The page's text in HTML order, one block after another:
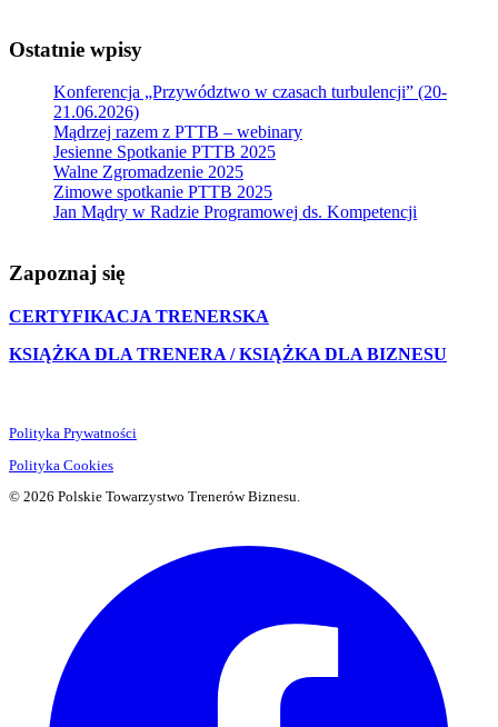
Ostatnie wpisy
Konferencja „Przywództwo w czasach turbulencji” (20-
21.06.2026)
Mądrzej razem z PTTB – webinary
Jesienne Spotkanie PTTB 2025
Walne Zgromadzenie 2025
Zimowe spotkanie PTTB 2025
Jan Mądry w Radzie Programowej ds. Kompetencji
Zapoznaj się
CERTYFIKACJA TRENERSKA
KSIĄŻKA DLA TRENERA / KSIĄŻKA DLA BIZNESU
Polityka Prywatności
Polityka Cookies
© 2026 Polskie Towarzystwo Trenerów Biznesu.